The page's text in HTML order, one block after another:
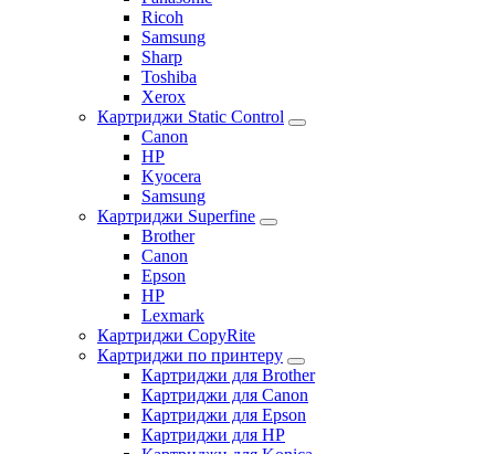
Ricoh
Samsung
Sharp
Toshiba
Xerox
Картриджи Static Control
Canon
HP
Kyocera
Samsung
Картриджи Superfine
Brother
Canon
Epson
HP
Lexmark
Картриджи CopyRite
Картриджи по принтеру
Картриджи для Brother
Картриджи для Canon
Картриджи для Epson
Картриджи для HP